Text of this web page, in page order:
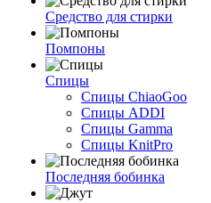
Средство для стирки
Помпоны
Спицы
Спицы ChiaoGoo
Спицы ADDI
Спицы Gamma
Спицы KnitPro
Последняя бобинка